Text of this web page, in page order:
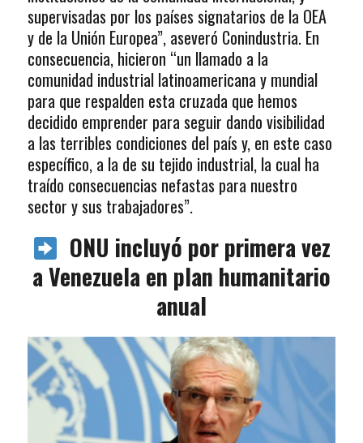
supervisadas por los países signatarios de la OEA
y de la Unión Europea”, aseveró Conindustria. En
consecuencia, hicieron “un llamado a la
comunidad industrial latinoamericana y mundial
para que respalden esta cruzada que hemos
decidido emprender para seguir dando visibilidad
a las terribles condiciones del país y, en este caso
específico, a la de su tejido industrial, la cual ha
traído consecuencias nefastas para nuestro
sector y sus trabajadores”.
ONU incluyó por primera vez
a Venezuela en plan humanitario
anual